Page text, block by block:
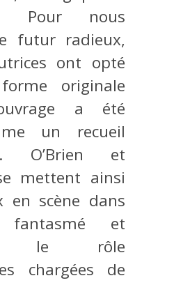
Pour nous
futur radieux,
ont opté
originale
a été
un recueil
O’Brien et
mettent ainsi
en scène dans
et
le rôle
chargées de